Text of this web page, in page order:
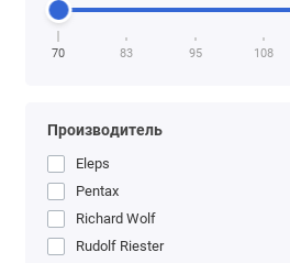
70 83 95 108
Производитель
Eleps
Pentax
Richard Wolf
Rudolf Riester